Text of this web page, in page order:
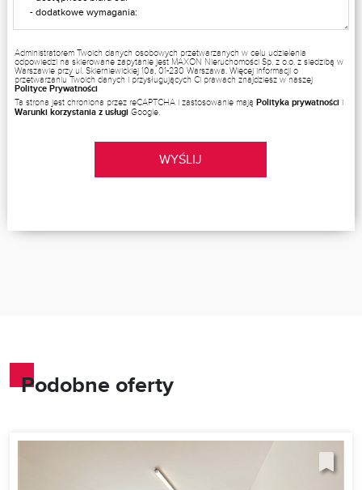
Administratorem Twoich danych osobowych przetwarzanych w celu udzielenia
odpowiedzi na skierowane zapytanie jest MAXON Nieruchomości Sp. z o.o. z siedzibą w
Warszawie przy ul. Skierniewickiej 10a, 01-230 Warszawa. Więcej informacji o
przetwarzaniu Twoich danych i przysługujących Ci prawach znajdziesz w naszej
Polityce Prywatności
Ta strona jest chroniona przez reCAPTCHA i zastosowanie mają Polityka prywatności i
Warunki korzystania z usługi Google.
WYŚLIJ
Podobne oferty